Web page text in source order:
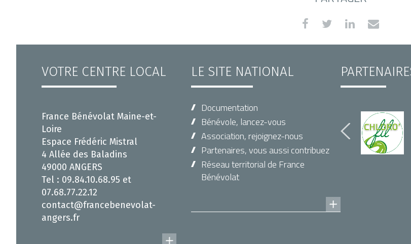
VOTRE CENTRE LOCAL
France Bénévolat Maine-et-
Loire
Espace Frédéric Mistral
4 Allée des Baladins
49000 ANGERS
Tel : 09.84.10.68.95 et
07.68.77.22.12
contact@francebenevolat-
angers.fr
LE SITE NATIONAL
Documentation
Bénévole, lancez-vous
Association, rejoignez-nous
Partenaires, vous aussi contribuez
Réseau territorial de France
Bénévolat